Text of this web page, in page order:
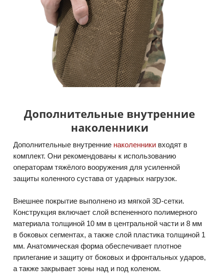
Дополнительные внутренние
наколенники
Дополнительные внутренние наколенники входят в
комплект. Они рекомендованы к использованию
операторам тяжёлого вооружения для усиленной
защиты коленного сустава от ударных нагрузок.
Внешнее покрытие выполнено из мягкой 3D-сетки.
Конструкция включает слой вспененного полимерного
материала толщиной 10 мм в центральной части и 8 мм
в боковых сегментах, а также слой пластика толщиной 1
мм. Анатомическая форма обеспечивает плотное
прилегание и защиту от боковых и фронтальных ударов,
а также закрывает зоны над и под коленом.